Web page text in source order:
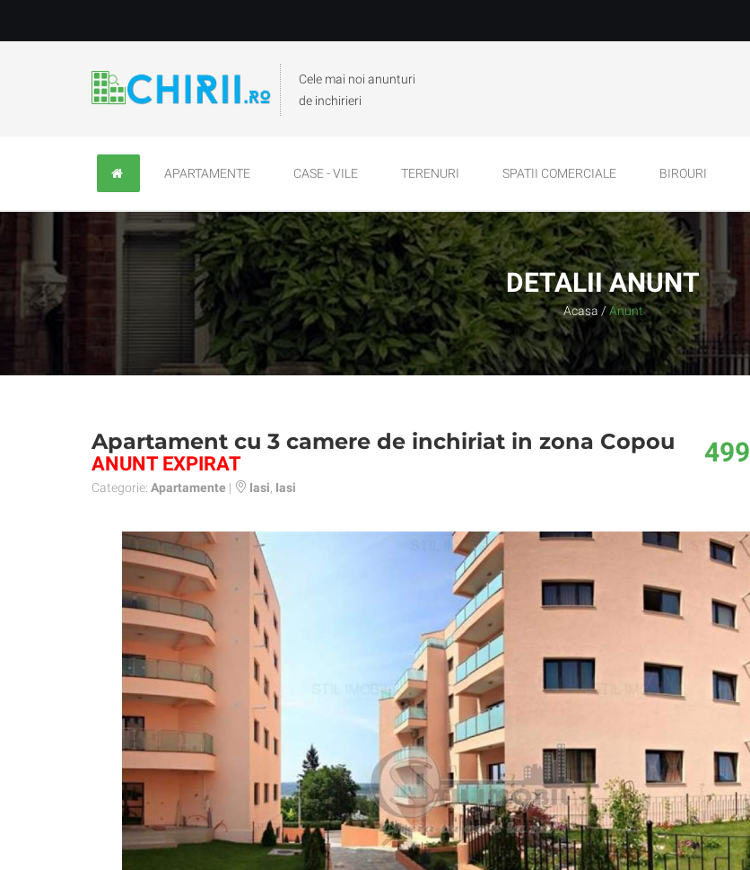
Cele mai noi anunturi
de inchirieri
APARTAMENTE CASE - VILE TERENURI SPATII COMERCIALE BIROURI
DETALII ANUNT
Acasa / Anunt
Apartament cu 3 camere de inchiriat in zona Copou
ANUNT EXPIRAT
Categorie: Apartamente | Iasi Iasi
499